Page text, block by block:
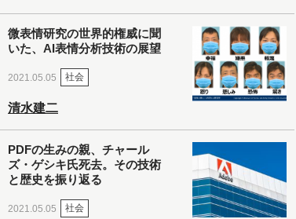
微表情研究の世界的権威に聞
いた、AI表情分析技術の展望
2021.05.05 社会
清水建二
PDFの生みの親、チャール
ズ・ゲシキ氏死去。その技術
と歴史を振り返る
2021.05.05 社会